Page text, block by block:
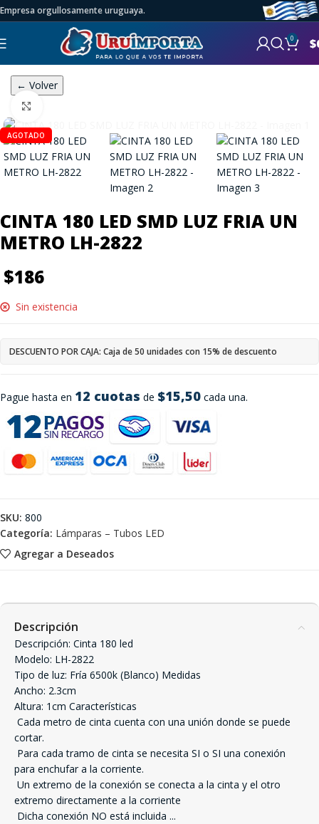
Empresa orgullosamente uruguaya.
0 $
← Volver
AGOTADO
CINTA 180 LED SMD LUZ FRIA UN
METRO LH-2822
$186
Pague hasta en 12 cuotas de $15,50 cada una.
Sin existencia
DESCUENTO POR CAJA: Caja de 50 unidades con 15% de descuento
Agregar a Deseados
SKU: 800
Categoría: Lámparas – Tubos LED
Descripción
Descripción: Cinta 180 led
Modelo: LH-2822
Tipo de luz: Fría 6500k (Blanco) Medidas
Ancho: 2.3cm
Altura: 1cm Características
 Cada metro de cinta cuenta con una unión donde se puede
cortar.
 Para cada tramo de cinta se necesita SI o SI una conexión
para enchufar a la corriente.
 Un extremo de la conexión se conecta a la cinta y el otro
extremo directamente a la corriente
 Dicha conexión NO está incluida ...